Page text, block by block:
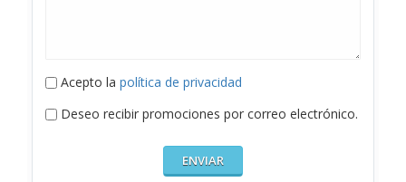
Acepto la política de privacidad
Deseo recibir promociones por correo electrónico.